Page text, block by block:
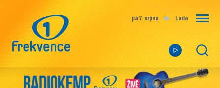
pá 7. srpna Lada